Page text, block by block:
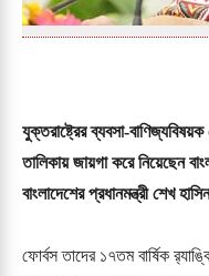
যুক্তরাষ্ট্রের ব্যবসা-
তালিকায় জায়গা করে নিয়েছেন
বাংলাদেশের প্রধানমন্ত্রী শেখ
ফোর্বস তাদের ১৭তম বার্ষিক